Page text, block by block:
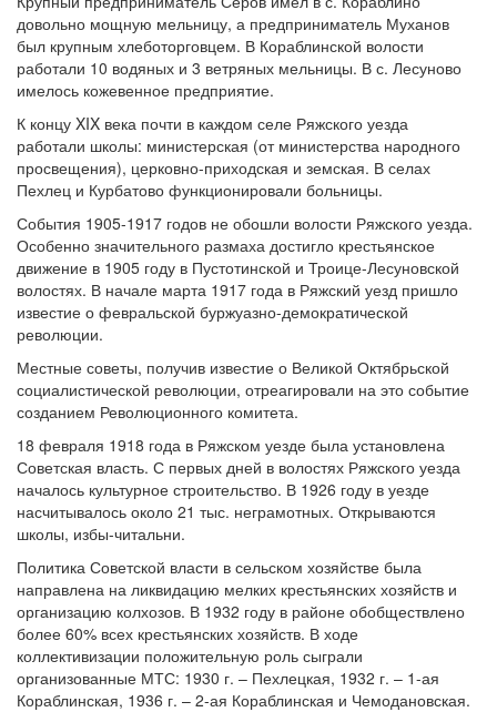
довольно мощную мельницу, а предприниматель Муханов
был крупным хлеботорговцем. В Кораблинской волости
работали 10 водяных и 3 ветряных мельницы. В с. Лесуново
имелось кожевенное предприятие.
К концу XIX века почти в каждом селе Ряжского уезда
работали школы: министерская (от министерства народного
просвещения), церковно-приходская и земская. В селах
Пехлец и Курбатово функционировали больницы.
События 1905-1917 годов не обошли волости Ряжского уезда.
Особенно значительного размаха достигло крестьянское
движение в 1905 году в Пустотинской и Троице-Лесуновской
волостях. В начале марта 1917 года в Ряжский уезд пришло
известие о февральской буржуазно-демократической
революции.
Местные советы, получив известие о Великой Октябрьской
социалистической революции, отреагировали на это событие
созданием Революционного комитета.
18 февраля 1918 года в Ряжском уезде была установлена
Советская власть. С первых дней в волостях Ряжского уезда
началось культурное строительство. В 1926 году в уезде
насчитывалось около 21 тыс. неграмотных. Открываются
школы, избы-читальни.
Политика Советской власти в сельском хозяйстве была
направлена на ликвидацию мелких крестьянских хозяйств и
организацию колхозов. В 1932 году в районе обобществлено
более 60% всех крестьянских хозяйств. В ходе
коллективизации положительную роль сыграли
организованные МТС: 1930 г. – Пехлецкая, 1932 г. – 1-ая
Кораблинская, 1936 г. – 2-ая Кораблинская и Чемодановская.